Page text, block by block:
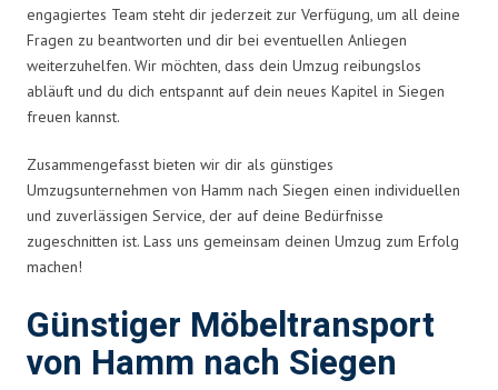
engagiertes Team steht dir jederzeit zur Verfügung, um all deine
Fragen zu beantworten und dir bei eventuellen Anliegen
weiterzuhelfen. Wir möchten, dass dein Umzug reibungslos
abläuft und du dich entspannt auf dein neues Kapitel in Siegen
freuen kannst.
Zusammengefasst bieten wir dir als günstiges
Umzugsunternehmen von Hamm nach Siegen einen individuellen
und zuverlässigen Service, der auf deine Bedürfnisse
zugeschnitten ist. Lass uns gemeinsam deinen Umzug zum Erfolg
machen!
Günstiger Möbeltransport
von Hamm nach Siegen